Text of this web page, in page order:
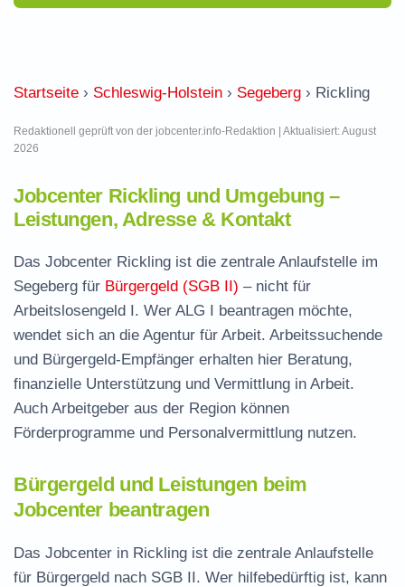
Startseite › Schleswig-Holstein › Segeberg › Rickling
Redaktionell geprüft von der jobcenter.info-Redaktion | Aktualisiert: August
2026
Jobcenter Rickling und Umgebung –
Leistungen, Adresse & Kontakt
Das Jobcenter Rickling ist die zentrale Anlaufstelle im
Segeberg für Bürgergeld (SGB II) – nicht für
Arbeitslosengeld I. Wer ALG I beantragen möchte,
wendet sich an die Agentur für Arbeit. Arbeitssuchende
und Bürgergeld-Empfänger erhalten hier Beratung,
finanzielle Unterstützung und Vermittlung in Arbeit.
Auch Arbeitgeber aus der Region können
Förderprogramme und Personalvermittlung nutzen.
Bürgergeld und Leistungen beim
Jobcenter beantragen
Das Jobcenter in Rickling ist die zentrale Anlaufstelle
für Bürgergeld nach SGB II. Wer hilfebedürftig ist, kann